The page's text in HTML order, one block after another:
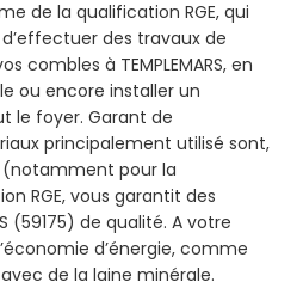
de la qualification RGE, qui
des travaux de
combles à TEMPLEMARS, en
ou encore installer un
le foyer. Garant de
principalement utilisé sont,
(notamment pour la
RGE, vous garantit des
(59175) de qualité. A votre
d’énergie, comme
de la laine minérale.